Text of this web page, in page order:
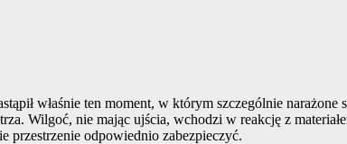
właśnie ten moment, w którym szczególnie
Wilgoć, nie mając ujścia, wchodzi w reakcję z
przestrzenie odpowiednio zabezpieczyć.